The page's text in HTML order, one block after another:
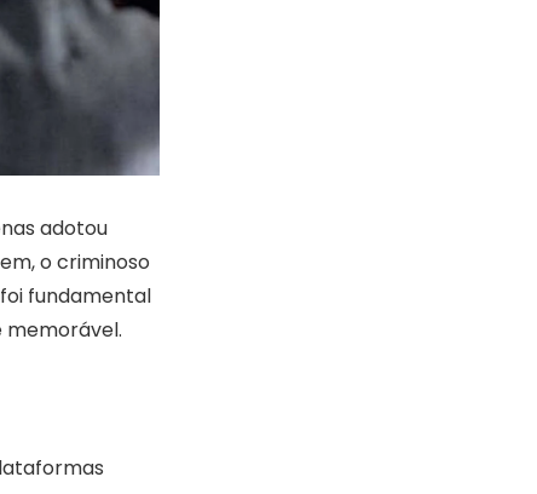
adotou
o criminoso
fundamental
memorável.